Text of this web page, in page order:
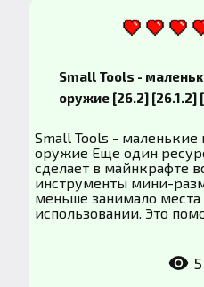
Small Tools -
оружие [26.2] [26.1.2]
Small Tools -
оружие Еще один
сделает в майнкрафте
инструменты мини-
меньше занимало места
использовании. Это
5